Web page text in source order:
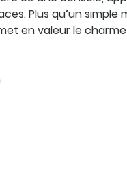
Plus qu’un simple
en valeur le